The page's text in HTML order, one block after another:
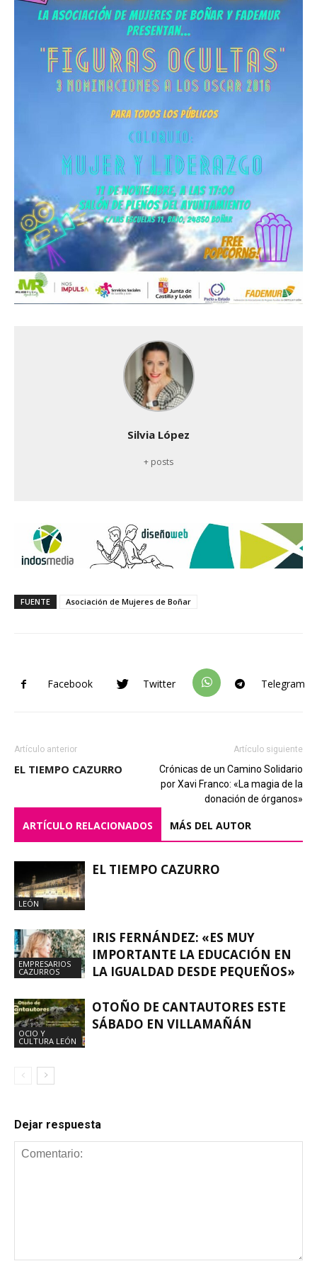
Silvia López
+ posts
FUENTE Asociación de Mujeres de Boñar
Facebook Twitter Telegram
Artículo anterior
EL TIEMPO CAZURRO
Artículo siguiente
Crónicas de un Camino Solidario
por Xavi Franco: «La magia de la
donación de órganos»
ARTÍCULO RELACIONADOS MÁS DEL AUTOR
LEÓN
EL TIEMPO CAZURRO
EMPRESARIOS
CAZURROS
IRIS FERNÁNDEZ: «ES MUY
IMPORTANTE LA EDUCACIÓN EN
LA IGUALDAD DESDE PEQUEÑOS»
OCIO Y
CULTURA LEÓN
OTOÑO DE CANTAUTORES ESTE
SÁBADO EN VILLAMAÑÁN
Dejar respuesta